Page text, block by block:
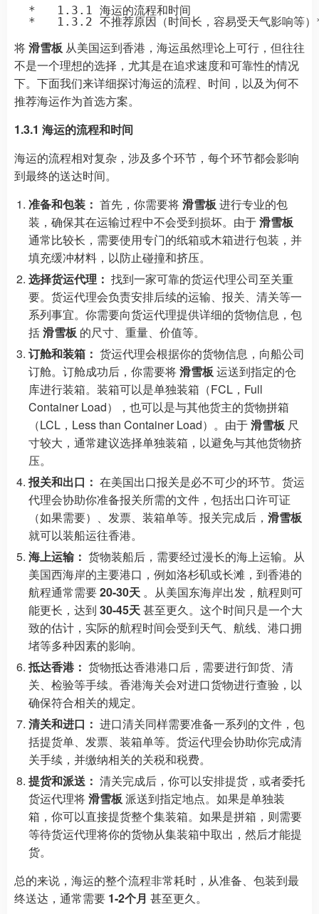
  *   1.3.1 海运的流程和时间
将滑雪板 从美国运到香港，海运虽然理论上可行，但往往
不是一个理想的选择，尤其是在追求速度和可靠性的情况
下。下面我们来详细探讨海运的流程、时间，以及为何不
推荐海运作为首选方案。
1.3.1 海运的流程和时间
海运的流程相对复杂，涉及多个环节，每个环节都会影响
到最终的送达时间。
准备和包装： 首先，你需要将滑雪板进行专业的包
装，确保其在运输过程中不会受到损坏。由于滑雪板
通常比较长，需要使用专门的纸箱或木箱进行包装，并
填充缓冲材料，以防止碰撞和挤压。
选择货运代理： 找到一家可靠的货运代理公司至关重
要。货运代理会负责安排后续的运输、报关、清关等一
系列事宜。你需要向货运代理提供详细的货物信息，包
括滑雪板 的尺寸、重量、价值等。
订舱和装箱： 货运代理会根据你的货物信息，向船公司
订舱。订舱成功后，你需要将滑雪板运送到指定的仓
库进行装箱。装箱可以是单独装箱（FCL，Full
Container Load），也可以是与其他货主的货物拼箱
（LCL，Less than Container Load）。由于滑雪板 尺
寸较大，通常建议选择单独装箱，以避免与其他货物挤
压。
报关和出口： 在美国出口报关是必不可少的环节。货运
代理会协助你准备报关所需的文件，包括出口许可证
（如果需要）、发票、装箱单等。报关完成后， 滑雪板
就可以装船运往香港。
海上运输： 货物装船后，需要经过漫长的海上运输。从
美国西海岸的主要港口，例如洛杉矶或长滩，到香港的
航程通常需要20-30天 。从美国东海岸出发，航程则可
能更长，达到 30-45天甚至更久。这个时间只是一个大
致的估计，实际的航程时间会受到天气、航线、港口拥
堵等多种因素的影响。
抵达香港： 货物抵达香港港口后，需要进行卸货、清
关、检验等手续。香港海关会对进口货物进行查验，以
确保符合相关的规定。
清关和进口： 进口清关同样需要准备一系列的文件，包
括提货单、发票、装箱单等。货运代理会协助你完成清
关手续，并缴纳相关的关税和税费。
提货和派送： 清关完成后，你可以安排提货，或者委托
货运代理将滑雪板派送到指定地点。如果是单独装
箱，你可以直接提货整个集装箱。如果是拼箱，则需要
等待货运代理将你的货物从集装箱中取出，然后才能提
货。
总的来说，海运的整个流程非常耗时，从准备、包装到最
终送达，通常需要 1-2个月 甚至更久。